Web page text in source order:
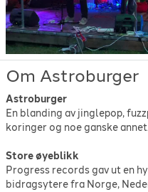
Om Astroburger
Astroburger
En blanding av jinglepop,
koringer og noe ganske annet.
Store øyeblikk
Progress records gav ut en
bidragsytere fra Norge,